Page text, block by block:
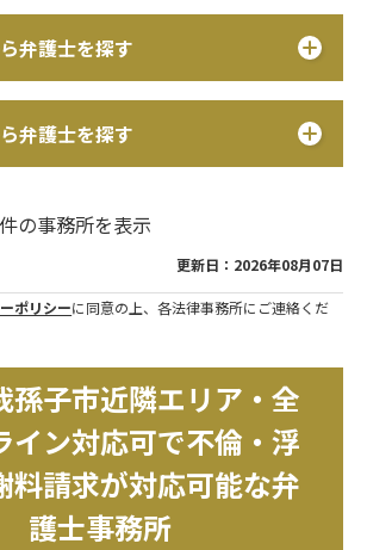
弁護士を探す
弁護士を探す
の事務所を表示
更新日：2026年08月07日
ポリシーに同意の上、各法律事務所にご連絡くだ
孫子市近隣エリア・全
イン対応可で不倫・浮
料請求が対応可能な弁
護士事務所